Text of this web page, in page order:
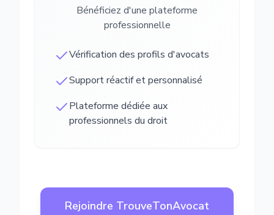
Bénéficiez d'une plateforme
professionnelle
Vérification des profils d'avocats
Support réactif et personnalisé
Plateforme dédiée aux
professionnels du droit
Rejoindre TrouveTonAvocat